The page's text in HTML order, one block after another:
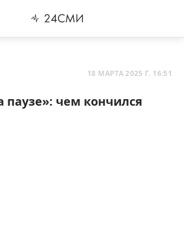
18 МАРТА 2025 Г. 16:51
паузе»: чем кончился